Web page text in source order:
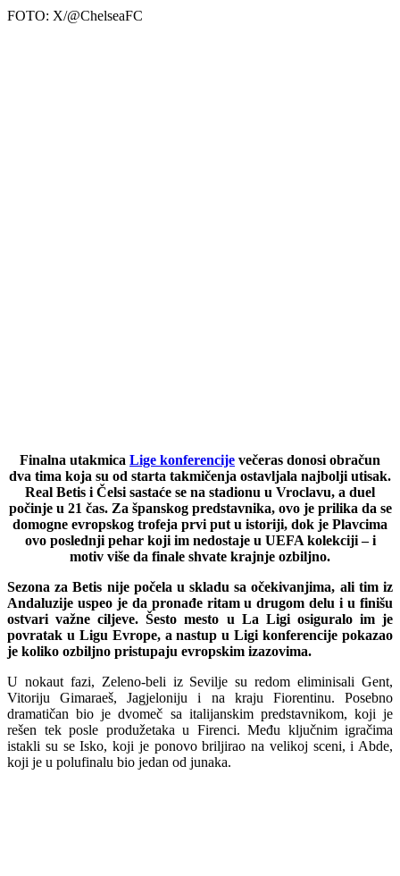
FOTO: X/@ChelseaFC
Finalna utakmica Lige konferencije večeras donosi obračun
dva tima koja su od starta takmičenja ostavljala najbolji utisak.
Real Betis i Čelsi sastaće se na stadionu u Vroclavu, a duel
počinje u 21 čas. Za španskog predstavnika, ovo je prilika da se
domogne evropskog trofeja prvi put u istoriji, dok je Plavcima
ovo poslednji pehar koji im nedostaje u UEFA kolekciji – i
motiv više da finale shvate krajnje ozbiljno.
Sezona za Betis nije počela u skladu sa očekivanjima, ali tim iz
Andaluzije uspeo je da pronađe ritam u drugom delu i u finišu
ostvari važne ciljeve. Šesto mesto u La Ligi osiguralo im je
povratak u Ligu Evrope, a nastup u Ligi konferencije pokazao
je koliko ozbiljno pristupaju evropskim izazovima.
U nokaut fazi, Zeleno-beli iz Sevilje su redom eliminisali Gent,
Vitoriju Gimaraeš, Jagjeloniju i na kraju Fiorentinu. Posebno
dramatičan bio je dvomeč sa italijanskim predstavnikom, koji je
rešen tek posle produžetaka u Firenci. Među ključnim igračima
istakli su se Isko, koji je ponovo briljirao na velikoj sceni, i Abde,
koji je u polufinalu bio jedan od junaka.